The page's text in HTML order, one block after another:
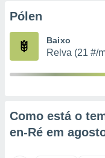
o
num
Pólen
Baixo
Relva (21 #/
Como está o
en-Ré em